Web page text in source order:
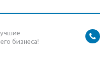
бизнеса!